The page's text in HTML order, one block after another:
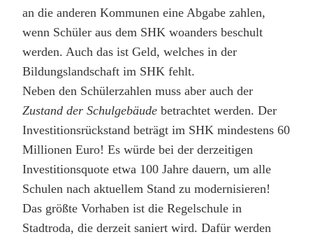
an die anderen Kommunen eine Abgabe zahlen,
wenn Schüler aus dem SHK woanders beschult
werden. Auch das ist Geld, welches in der
Bildungslandschaft im SHK fehlt.
Neben den Schülerzahlen muss aber auch der
Zustand der Schulgebäude betrachtet werden. Der
Investitionsrückstand beträgt im SHK mindestens 60
Millionen Euro! Es würde bei der derzeitigen
Investitionsquote etwa 100 Jahre dauern, um alle
Schulen nach aktuellem Stand zu modernisieren!
Das größte Vorhaben ist die Regelschule in
Stadtroda, die derzeit saniert wird. Dafür werden